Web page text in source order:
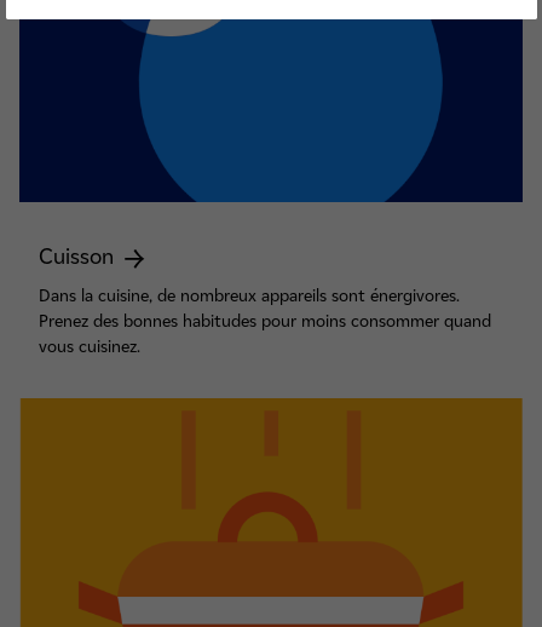
Cuisson
Dans la cuisine, de nombreux appareils sont énergivores.
Prenez des bonnes habitudes pour moins consommer quand
vous cuisinez.